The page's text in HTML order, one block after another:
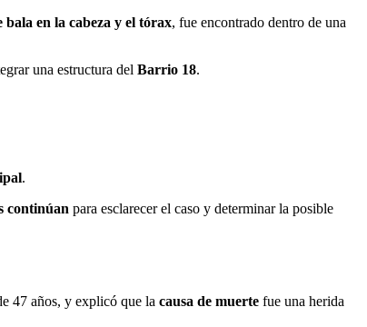
bala en la cabeza y el tórax, fue encontrado dentro de una
una estructura del Barrio 18.
.
continúan para esclarecer el caso y determinar la posible
47 años, y explicó que la causa de muerte fue una herida